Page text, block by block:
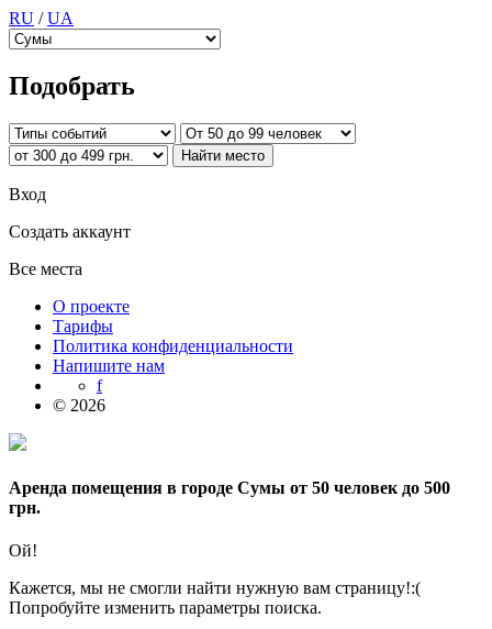
RU /UA
Подобрать
Вход
Создать аккаунт
Все места
О проекте
Тарифы
Политика конфиденциальности
Напишите нам
f
© 2026
Аренда помещения в городе Сумы от 50 человек до 500
грн.
Ой!
Кажется, мы не смогли найти нужную вам страницу!:(
Попробуйте изменить параметры поиска.